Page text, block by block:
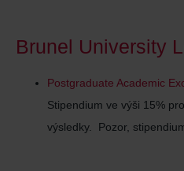
Brunel University
Postgraduate Academic
Stipendium ve výši 15%
výsledky. Pozor,